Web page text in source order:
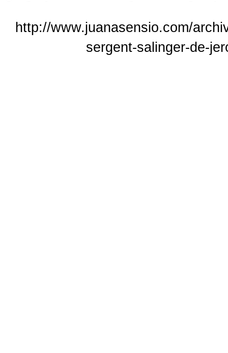
http://www.juanasensio.com/
sergent-salinger-de-